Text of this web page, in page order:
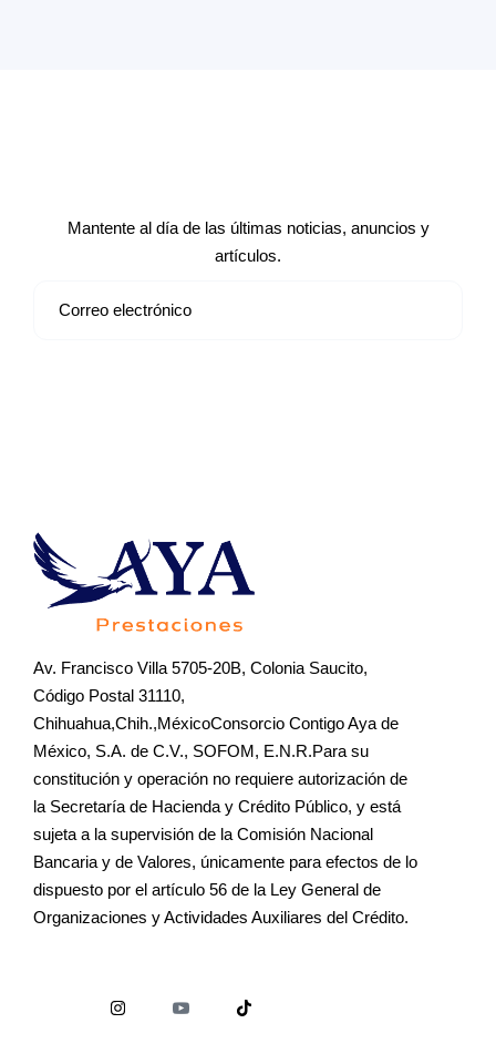
Mantente al día de las últimas noticias, anuncios y
artículos.
Av. Francisco Villa 5705-20B, Colonia Saucito,
Código Postal 31110,
Chihuahua,Chih.,MéxicoConsorcio Contigo Aya de
México, S.A. de C.V., SOFOM, E.N.R.Para su
constitución y operación no requiere autorización de
la Secretaría de Hacienda y Crédito Público, y está
sujeta a la supervisión de la Comisión Nacional
Bancaria y de Valores, únicamente para efectos de lo
dispuesto por el artículo 56 de la Ley General de
Organizaciones y Actividades Auxiliares del Crédito.